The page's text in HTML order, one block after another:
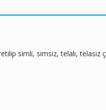
simli, simsiz, telalı, telasız